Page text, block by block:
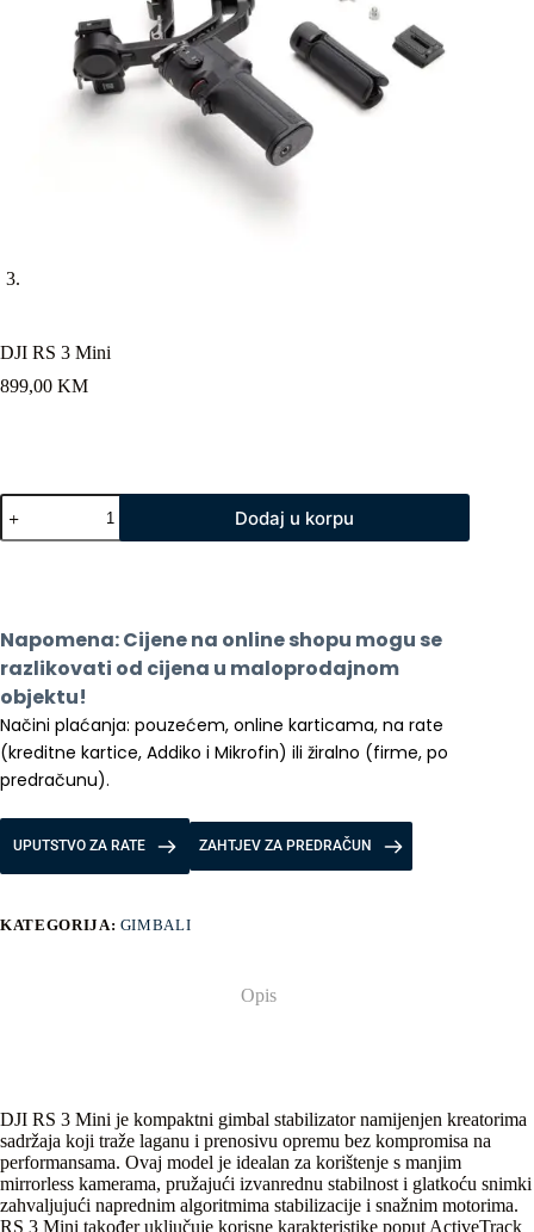
DJI RS 3 Mini
899,00 KM
DJI
RS
3
Dodaj u korpu
Napomena: Cijene na online shopu mogu se
razlikovati od cijena u maloprodajnom
objektu!
Načini plaćanja: pouzećem, online karticama, na rate
(kreditne kartice, Addiko i Mikrofin) ili žiralno (firme, po
predračunu).
UPUTSTVO ZA RATE ZAHTJEV ZA PREDRAČUN
KATEGORIJA: GIMBALI
Opis
DJI RS 3 Mini je kompaktni gimbal stabilizator namijenjen kreatorima
sadržaja koji traže laganu i prenosivu opremu bez kompromisa na
performansama. Ovaj model je idealan za korištenje s manjim
mirrorless kamerama, pružajući izvanrednu stabilnost i glatkoću snimki
zahvaljujući naprednim algoritmima stabilizacije i snažnim motorima.
RS 3 Mini također uključuje korisne karakteristike poput ActiveTrack